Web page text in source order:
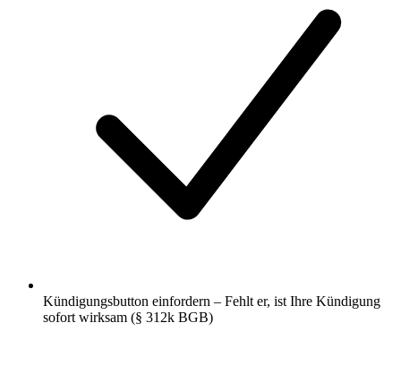
Kündigungsbutton einfordern – Fehlt er, ist Ihre Kündigung
sofort wirksam (§ 312k BGB)